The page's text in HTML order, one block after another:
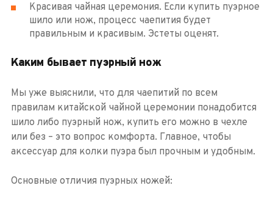
Красивая чайная церемония. Если купить пуэрное
шило или нож, процесс чаепития будет
правильным и красивым. Эстеты оценят.
Каким бывает пуэрный нож
Мы уже выяснили, что для чаепитий по всем
правилам китайской чайной церемонии понадобится
шило либо пуэрный нож, купить его можно в чехле
или без – это вопрос комфорта. Главное, чтобы
аксессуар для колки пуэра был прочным и удобным.
Основные отличия пуэрных ножей: